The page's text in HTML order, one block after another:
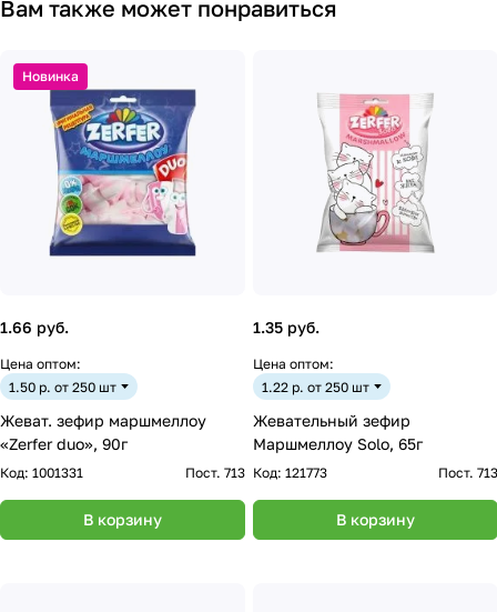
Вам также может понравиться
Новинка
1.66 руб.
Цена оптом:
1.50 р. от 250 шт
Жеват. зефир маршмеллоу
«Zerfer duo», 90г
Код: 1001331 Пост. 713
В корзину
1.35 руб.
Цена оптом:
1.22 р. от 250 шт
Жевательный зефир
Маршмеллоу Solo, 65г
Код: 121773 Пост. 713
В корзину